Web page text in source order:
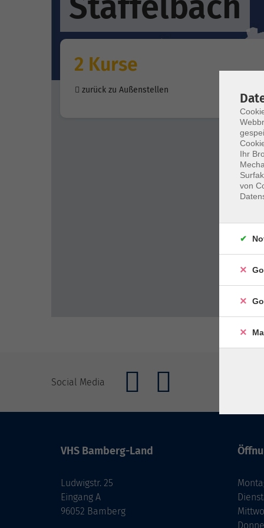
2 Kurse
zurück zu Außenstellen
Social Media
VHS Bamberg-Land
Ludwigstr. 25
Eingang A
96052 Bamberg
Ihr
von